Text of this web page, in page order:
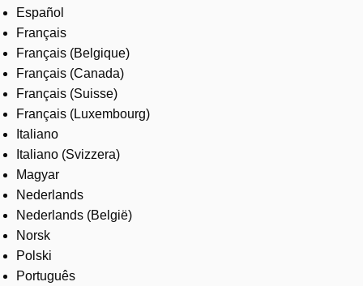
Español
Français
Français (Belgique)
Français (Canada)
Français (Suisse)
Français (Luxembourg)
Italiano
Italiano (Svizzera)
Magyar
Nederlands
Nederlands (België)
Norsk
Polski
Português